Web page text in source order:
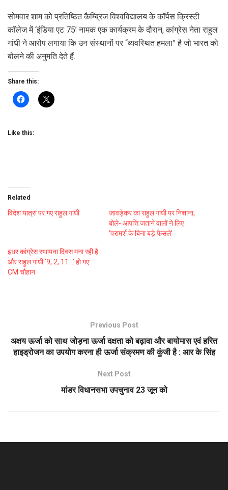
सोमवार शाम को प्रतिष्ठित कैम्ब्रिज विश्वविद्यालय के कॉर्पस क्रिस्टी
कॉलेज में ‘इंडिया एट 75’ नामक एक कार्यक्रम के दौरान, कांग्रेस नेता राहुल
गांधी ने आरोप लगाया कि उन संस्थानों पर “व्यवस्थित हमला” है जो भारत को
बोलने की अनुमति देते हैं.
Share this:
Like this:
Related
विदेश यात्रा पर गए राहुल गांधी
जावड़ेकर का राहुल गांधी पर निशाना,
बोले- आपत्ति जताने वालों ने लिए
‘परामर्श के बिना बड़े फैसले’
इधर कांग्रेस स्थापना दिवस मना रही है
और राहुल गांधी ‘9, 2, 11…’ हो गए:
CM चौहान
Previous Post
अक्षय ऊर्जा को साथ जोड़ना ऊर्जा दक्षता को बढ़ावा और बायोमास एवं हरित
हाइड्रोजन का उपयोग करना ही ऊर्जा संक्रमण की कुंजी है : आर के सिंह
Next Post
मांडर विधानसभा उपचुनाव 23 जून को